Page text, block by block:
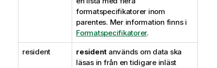
formatspecifikatorer inom
parentes. Mer information finns i
Formatspecifikatorer.
resident resident används om data ska
läsas in från en tidigare inläst